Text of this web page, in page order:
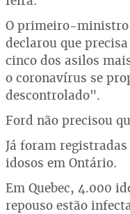
O primeiro-ministro
declarou que
cinco dos asilos
o coronavírus se
descontrolado".
Ford não precisou
Já foram
idosos em Ontário.
Em Quebec, 4.000
repouso estão